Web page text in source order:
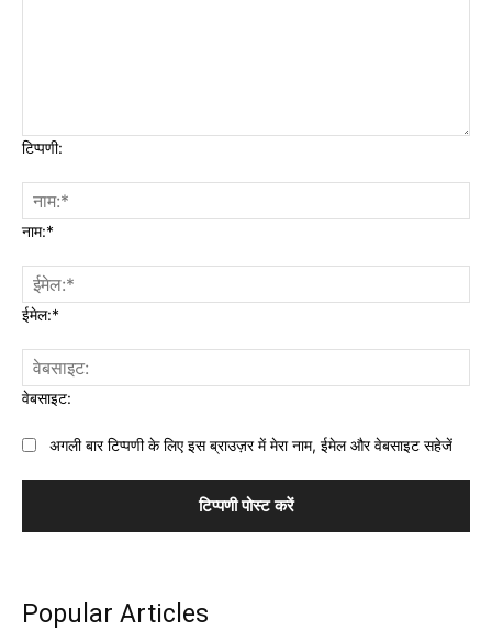
टिप्पणी:
नाम:*
ईमेल:*
वेबसाइट:
अगली बार टिप्पणी के लिए इस ब्राउज़र में मेरा नाम, ईमेल और वेबसाइट सहेजें
Popular Articles